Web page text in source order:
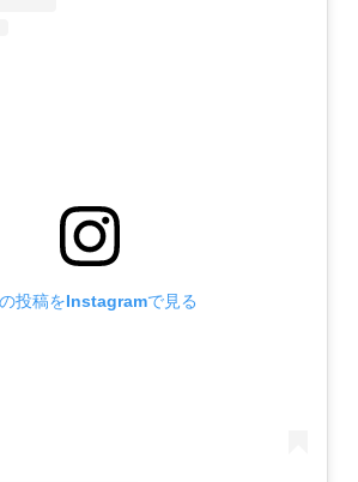
投稿をInstagramで見る